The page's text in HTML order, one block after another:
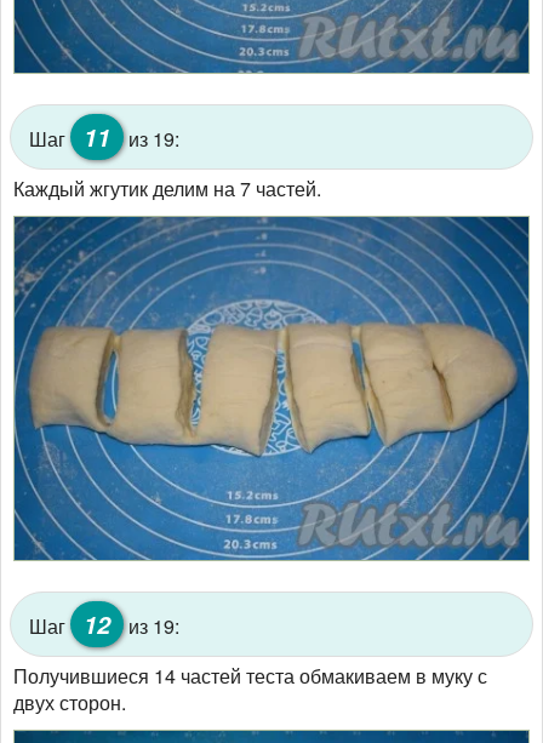
Шаг 11 из 19:
Каждый жгутик делим на 7 частей.
Шаг 12 из 19:
Получившиеся 14 частей теста обмакиваем в муку с
двух сторон.